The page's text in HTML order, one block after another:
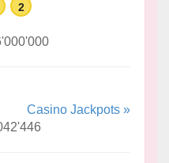
2
Casino Jackpots »